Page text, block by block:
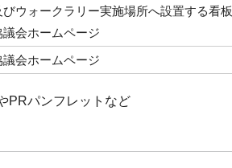
びウォークラリー実施場所へ設置する看板
議会ホームページ
議会ホームページ
PRパンフレットなど